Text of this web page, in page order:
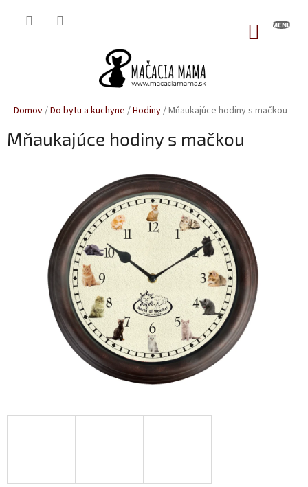
Domov/Do bytu a kuchyne /Hodiny/Mňaukajúce hodiny s mačkou
Mňaukajúce hodiny s mačkou